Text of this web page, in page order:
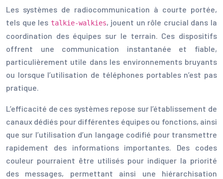
Les systèmes de radiocommunication à courte portée,
tels que les talkie-walkies, jouent un rôle crucial dans la
coordination des équipes sur le terrain. Ces dispositifs
offrent une communication instantanée et fiable,
particulièrement utile dans les environnements bruyants
ou lorsque l’utilisation de téléphones portables n’est pas
pratique.
L’efficacité de ces systèmes repose sur l’établissement de
canaux dédiés pour différentes équipes ou fonctions, ainsi
que sur l’utilisation d’un langage codifié pour transmettre
rapidement des informations importantes. Des codes
couleur pourraient être utilisés pour indiquer la priorité
des messages, permettant ainsi une hiérarchisation